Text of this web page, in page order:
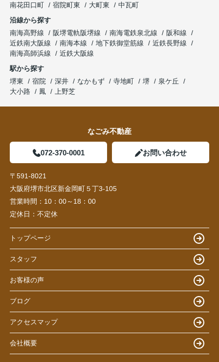
南花田口町
宿院町東 大町東
中瓦町
沿線から探す
南海高野線
阪堺電軌阪堺線 南海電鉄泉北線
阪和線
近鉄南大阪線
南海本線 地下鉄御堂筋線
近鉄長野線
南海高師浜線
近鉄大阪線
駅から探す
堺東
宿院 深井 なかもず 寺地町 堺
泉ケ丘
大小路
鳳 上野芝
なごみ不動産
072-370-0001 お問い合わせ
〒591-8021
大阪府堺市北区新金岡町５丁3-105
営業時間： 10：00～18：00
定休日： 不定休
トップページ
スタッフ
お客様の声
ブログ
アクセスマップ
会社概要